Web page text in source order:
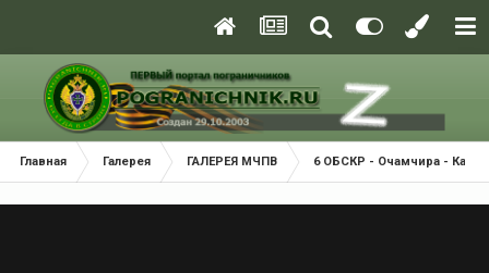
Главная Галерея ГАЛЕРЕЯ МЧПВ 6 ОБСКР - Очамчира -